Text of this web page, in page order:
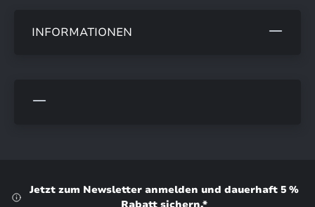
INFORMATIONEN
Jetzt zum Newsletter anmelden und dauerhaft 5 %